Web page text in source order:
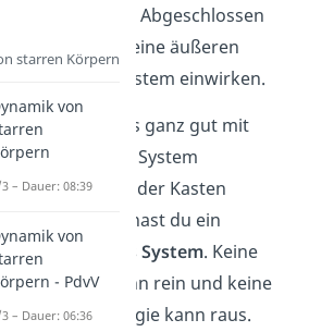
stattfinden kann. Abgeschlossen
bedeutet, dass keine äußeren
Kräfte auf das System einwirken.
kannst dir das ganz gut mit
Kasten als System
Wenn der Kasten
geschlossen ist, hast du ein
System. Keine
Energie kann rein und keine
Energie kann raus.
starren Körpern
von
– Dauer: 08:39
von
- PdvV
– Dauer: 06:36